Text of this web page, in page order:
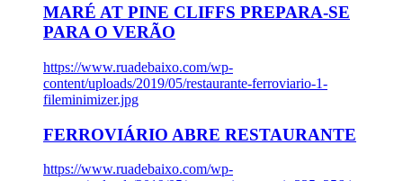
MARÉ AT PINE CLIFFS PREPARA-SE
PARA O VERÃO
https://www.ruadebaixo.com/wp-
content/uploads/2019/05/restaurante-ferroviario-1-
fileminimizer.jpg
FERROVIÁRIO ABRE RESTAURANTE
https://www.ruadebaixo.com/wp-